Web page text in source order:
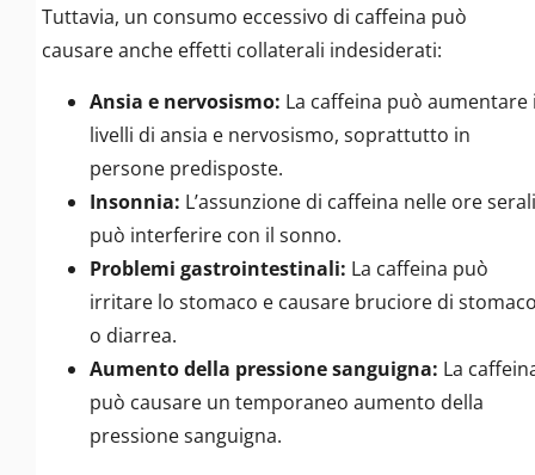
Tuttavia, un consumo eccessivo di caffeina può
causare anche effetti collaterali indesiderati:
Ansia e nervosismo: La caffeina può aumentare
livelli di ansia e nervosismo, soprattutto in
persone predisposte.
Insonnia: L’assunzione di caffeina nelle ore serali
può interferire con il sonno.
Problemi gastrointestinali: La caffeina può
irritare lo stomaco e causare bruciore di
o diarrea.
Aumento della pressione sanguigna: La
può causare un temporaneo aumento della
pressione sanguigna.